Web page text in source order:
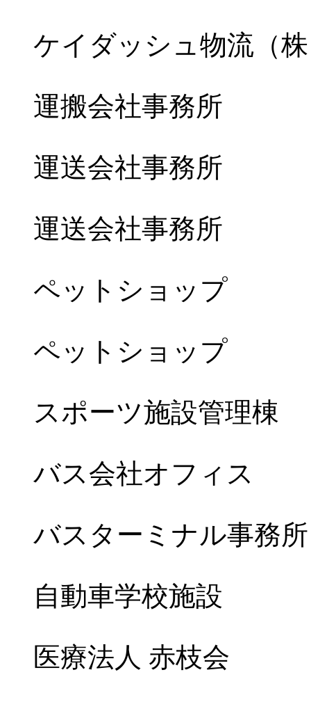
ケイダッシュ物流（
運搬会社事務所
運送会社事務所
運送会社事務所
ペットショップ
ペットショップ
スポーツ施設管理棟
バス会社オフィス
バスターミナル事務所
自動車学校施設
医療法人 赤枝会